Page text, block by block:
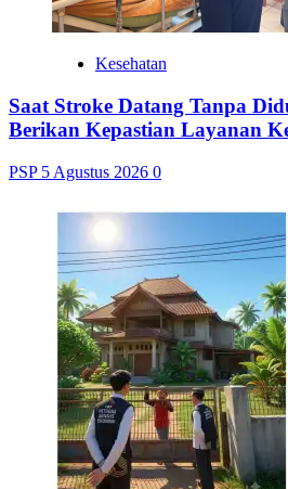
Kesehatan
Saat Stroke Datang Tanpa
Berikan Kepastian Layanan
PSP 5 Agustus 2026 0